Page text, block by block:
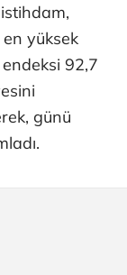
istihdam,
yüksek
endeksi 92,7
günü